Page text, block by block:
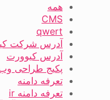
همه
CMS
qwert
آدرس شرکت
آدرس کیوورت
پکیج طراحی
تعرفه دامنه
تعرفه دامنه ir